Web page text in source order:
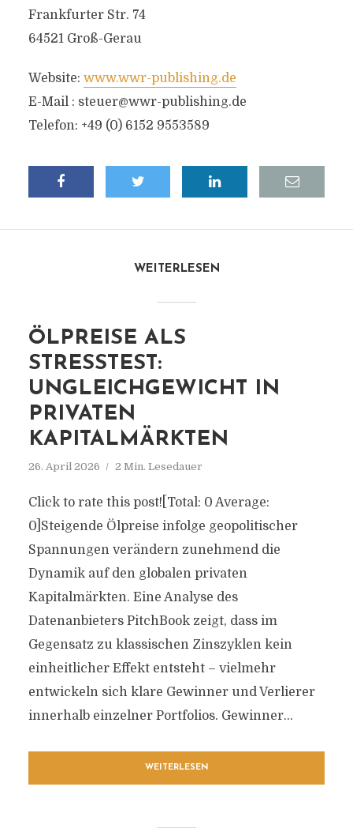
Frankfurter Str. 74
64521 Groß-Gerau
Website: www.wwr-publishing.de
E-Mail : steuer@wwr-publishing.de
Telefon: +49 (0) 6152 9553589
WEITERLESEN
ÖLPREISE ALS
STRESSTEST:
UNGLEICHGEWICHT IN
PRIVATEN
KAPITALMÄRKTEN
26. April 2026 2 Min. Lesedauer
Click to rate this post![Total: 0 Average:
0]Steigende Ölpreise infolge geopolitischer
Spannungen verändern zunehmend die
Dynamik auf den globalen privaten
Kapitalmärkten. Eine Analyse des
Datenanbieters PitchBook zeigt, dass im
Gegensatz zu klassischen Zinszyklen kein
einheitlicher Effekt entsteht – vielmehr
entwickeln sich klare Gewinner und Verlierer
innerhalb einzelner Portfolios. Gewinner...
WEITERLESEN